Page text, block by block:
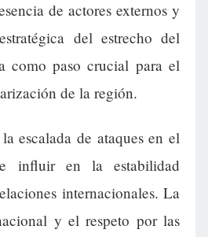
de actores externos y
del estrecho del
como paso crucial para el
de la región.
escalada de ataques en el
influir en la estabilidad
internacionales. La
y el respeto por las